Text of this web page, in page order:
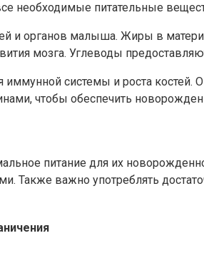
необходимые питательные
и органов малыша. Жиры в
мозга. Углеводы
системы и роста
чтобы обеспечить
питание для их
Также важно употреблять